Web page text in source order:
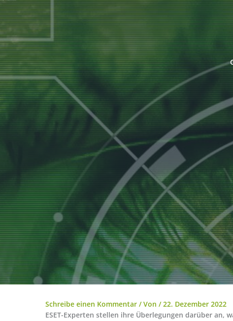
Schreibe einen Kommentar / Von /22. Dezember 2022
ESET-Experten stellen ihre Überlegungen darüber an,